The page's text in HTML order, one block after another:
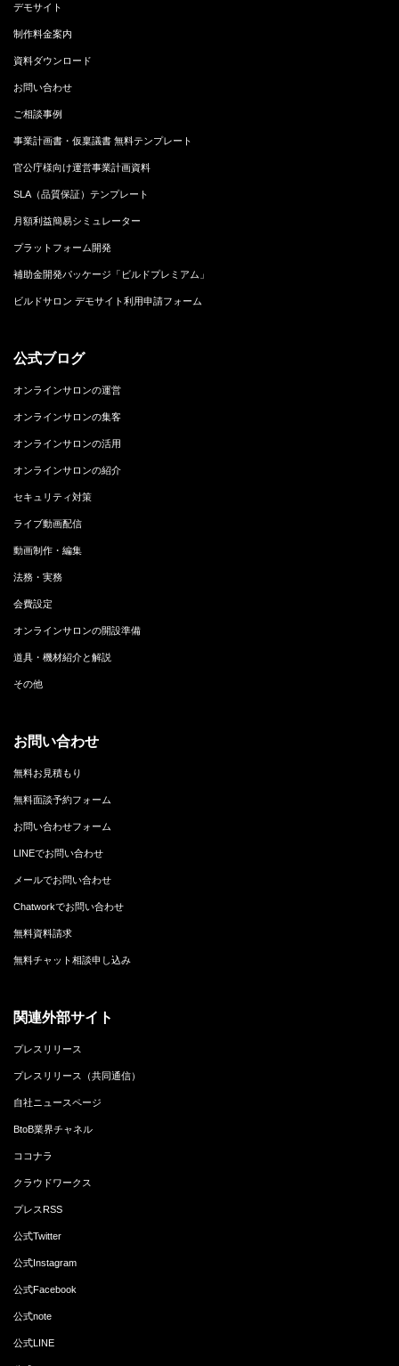
デモサイト
制作料金案内
資料ダウンロード
お問い合わせ
ご相談事例
事業計画書・仮稟議書 無料テンプレート
官公庁様向け運営事業計画資料
SLA（品質保証）テンプレート
月額利益簡易シミュレーター
プラットフォーム開発
補助金開発パッケージ「ビルドプレミアム」
ビルドサロン デモサイト利用申請フォーム
公式ブログ
オンラインサロンの運営
オンラインサロンの集客
オンラインサロンの活用
オンラインサロンの紹介
セキュリティ対策
ライブ動画配信
動画制作・編集
法務・実務
会費設定
オンラインサロンの開設準備
道具・機材紹介と解説
その他
お問い合わせ
無料お見積もり
無料面談予約フォーム
お問い合わせフォーム
LINEでお問い合わせ
メールでお問い合わせ
Chatworkでお問い合わせ
無料資料請求
無料チャット相談申し込み
関連外部サイト
プレスリリース
プレスリリース（共同通信）
自社ニュースページ
BtoB業界チャネル
ココナラ
クラウドワークス
プレスRSS
公式Twitter
公式Instagram
公式Facebook
公式note
公式LINE